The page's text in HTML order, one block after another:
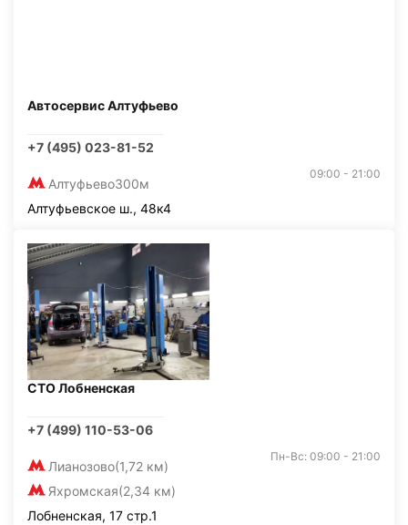
Автосервис Алтуфьево
+7 (495) 023-81-52
Алтуфьево300м
09:00 - 21:00
Алтуфьевское ш., 48к4
СТО Лобненская
+7 (499) 110-53-06
Лианозово(1,72 км)
Яхромская(2,34 км)
Пн-Вс: 09:00 - 21:00
Лобненская, 17 стр.1